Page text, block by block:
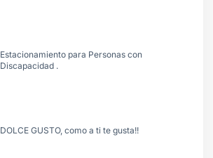
Estacionamiento para Personas con
Discapacidad .
DOLCE GUSTO, como a ti te gusta!!